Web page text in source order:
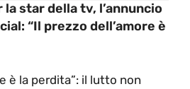
star della tv, l’annuncio
“Il prezzo dell’amore è
è la perdita”: il lutto non